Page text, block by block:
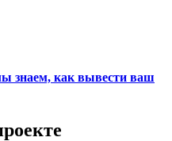
знаем, как вывести ваш